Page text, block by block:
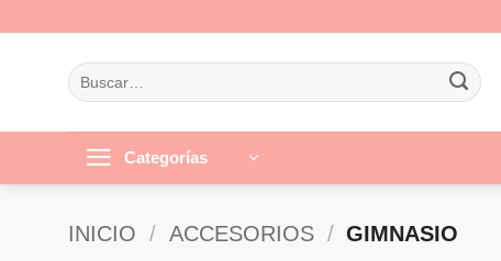
contenidoBuscar
por:
Categorías
INICIO / ACCESORIOS / GIMNASIO